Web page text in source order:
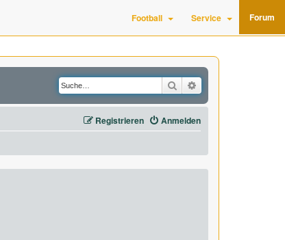
Football Service Forum
Suche
Anmelden
Registrieren